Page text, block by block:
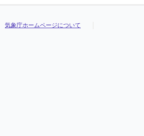
気象庁ホームページについて